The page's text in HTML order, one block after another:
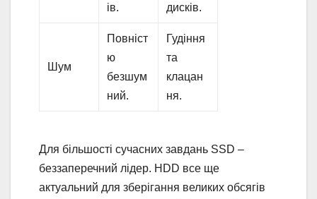
ів.
дисків.
Шум
Повніст
ю
безшум
ний.
Гудіння
та
клацан
ня.
Для більшості сучасних завдань SSD –
беззаперечний лідер. HDD все ще
актуальний для зберігання великих обсягів